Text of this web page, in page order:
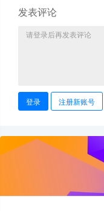
发表评论
登录 注册新账号